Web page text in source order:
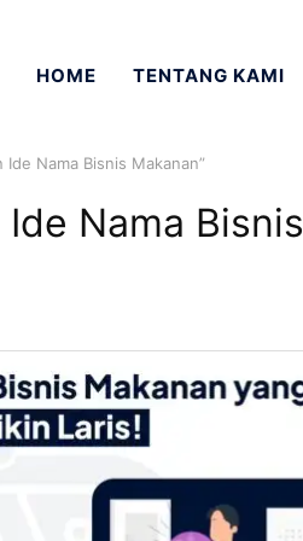
HOME TENTANG KAMI
Nama Bisnis Makanan”
Nama Bisnis